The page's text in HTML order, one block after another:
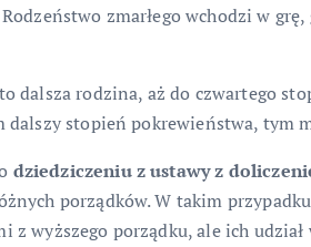
zmarłego wchodzi w
to dalsza rodzina, aż do czwartego
stopień pokrewieństwa, tym
dziedziczeniu z ustawy z
porządków. W takim
z wyższego porządku, ale ich